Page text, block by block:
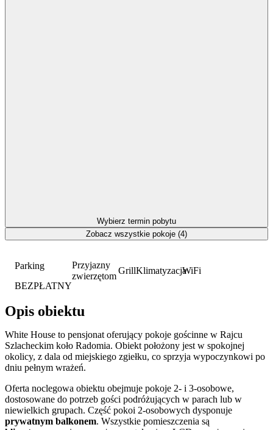
Parking
BEZPŁATNY
Przyjazny
zwierzętom
GrillKlimatyzacjaWiFi
Opis obiektu
White House to pensjonat oferujący pokoje gościnne w Rajcu
Szlacheckim koło Radomia. Obiekt położony jest w spokojnej
okolicy, z dala od miejskiego zgiełku, co sprzyja wypoczynkowi po
dniu pełnym wrażeń.
Oferta noclegowa obiektu obejmuje pokoje 2- i 3-osobowe,
dostosowane do potrzeb gości podróżujących w parach lub w
niewielkich grupach. Część pokoi 2-osobowych dysponuje
prywatnym balkonem. Wszystkie pomieszczenia są
Wybierz termin pobytu
Zobacz wszystkie pokoje (4)